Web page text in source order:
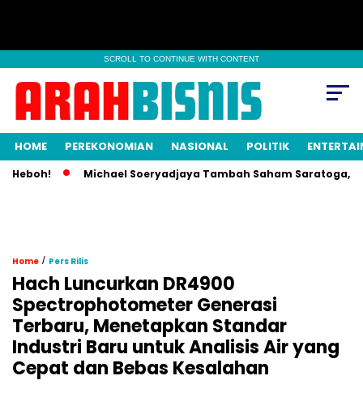
SCROLL TO CONTINUE WITH CONTENT
HOME PEREKONOMIAN NASIONAL POLITIK
Michael Soeryadjaya Tambah Saham Saratoga,
Home / Pers Rilis
Hach Luncurkan DR4900
Spectrophotometer Generasi
Terbaru, Menetapkan Standar
Industri Baru untuk Analisis Air yang
Cepat dan Bebas Kesalahan